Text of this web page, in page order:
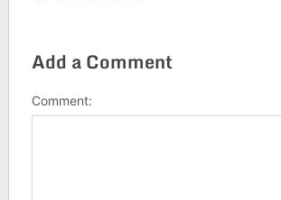
Add a Comment
Comment: